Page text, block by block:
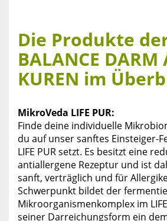
Die Produkte
BALANCE DARM
KUREN im
MikroVeda LIFE PUR:
Finde deine individuelle
du auf unser sanftes Einsteiger-
LIFE PUR setzt. Es besitzt eine
antiallergene Rezeptur und ist
sanft, verträglich und für
Schwerpunkt bildet der
Mikroorganismenkomplex im
seiner Darreichungsform ein